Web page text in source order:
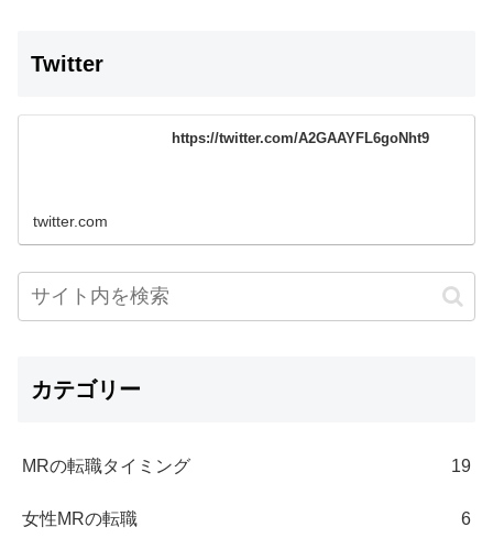
Twitter
https://twitter.com/A2GAAYFL6goNht9
twitter.com
カテゴリー
MRの転職タイミング 19
女性MRの転職 6